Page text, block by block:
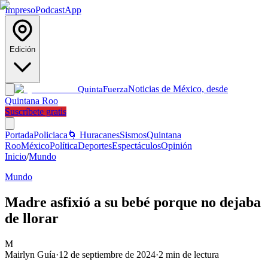
ImpresoPodcastApp
Edición
QuintaFuerzaNoticias de México, desde
Quintana Roo
Suscríbete gratis
PortadaPoliciaca 🌀 HuracanesSismosQuintana
RooMéxicoPolíticaDeportesEspectáculosOpinión
Inicio/Mundo
Mundo
Madre asfixió a su bebé porque no dejaba
de llorar
M
Mairlyn Guía·12 de septiembre de 2024·2 min de lectura